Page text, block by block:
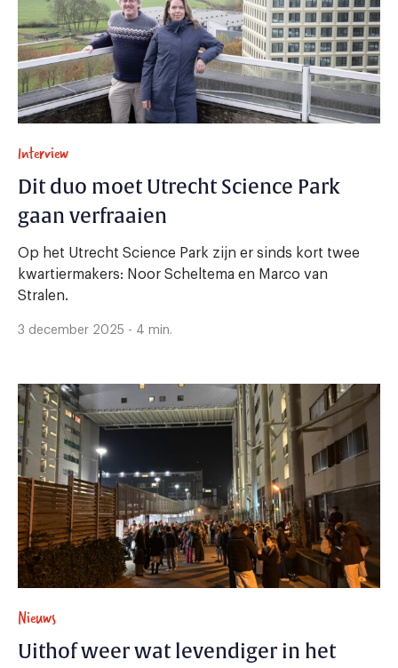
Interview
Dit duo moet Utrecht Science Park
gaan verfraaien
Op het Utrecht Science Park zijn er sinds kort twee
kwartiermakers: Noor Scheltema en Marco van
Stralen.
3 december 2025 - 4 min.
Nieuws
Uithof weer wat levendiger in het